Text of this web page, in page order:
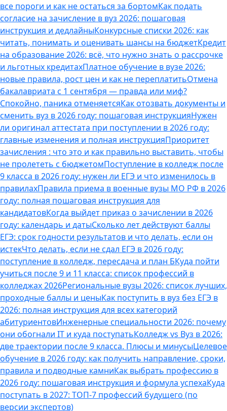
все пороги и как не остаться за бортомКак подать
согласие на зачисление в вуз 2026: пошаговая
инструкция и дедлайныКонкурсные списки 2026: как
читать, понимать и оценивать шансы на бюджетКредит
на образование 2026: всё, что нужно знать о рассрочке
и льготных кредитахПлатное обучение в вузе 2026:
новые правила, рост цен и как не переплатитьОтмена
бакалавриата с 1 сентября — правда или миф?
Спокойно, паника отменяетсяКак отозвать документы и
сменить вуз в 2026 году: пошаговая инструкцияНужен
ли оригинал аттестата при поступлении в 2026 году:
главные изменения и полная инструкцияПриоритет
зачисления : что это и как правильно выставить, чтобы
не пролететь с бюджетомПоступление в колледж после
9 класса в 2026 году: нужен ли ЕГЭ и что изменилось в
правилахПравила приема в военные вузы МО РФ в 2026
году: полная пошаговая инструкция для
кандидатовКогда выйдет приказ о зачислении в 2026
году: календарь и датыСколько лет действуют баллы
ЕГЭ: срок годности результатов и что делать, если он
истекЧто делать, если не сдал ЕГЭ в 2026 году:
поступление в колледж, пересдача и план БКуда пойти
учиться после 9 и 11 класса: список профессий в
колледжах 2026Региональные вузы 2026: список лучших,
проходные баллы и ценыКак поступить в вуз без ЕГЭ в
2026: полная инструкция для всех категорий
абитуриентовИнженерные специальности 2026: почему
они обогнали IT и куда поступатьКолледж vs Вуз в 2026:
две траектории после 9 класса. Плюсы и минусыЦелевое
обучение в 2026 году: как получить направление, сроки,
правила и подводные камниКак выбрать профессию в
2026 году: пошаговая инструкция и формула успехаКуда
поступать в 2027: ТОП-7 профессий будущего (по
версии экспертов)